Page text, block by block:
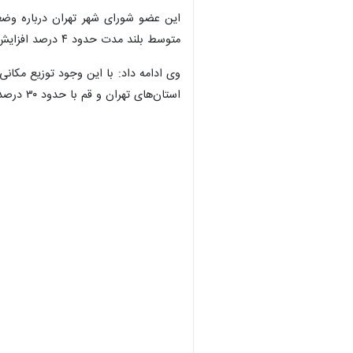
متوسط بلند مدت حدود ۴ درصد افزایش و نسبت به مدت مشابه سال گذشته حدود ۶۵ درصد رشد داشته است.
استان‌های تهران و قم با حدود ۳۰ درصد کاهش بارش نسبت به شرایط نرمال مواجه‌ اند.